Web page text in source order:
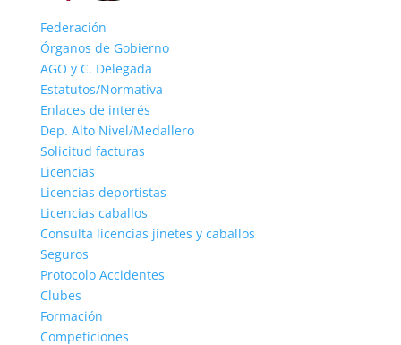
Federación
Órganos de Gobierno
AGO y C. Delegada
Estatutos/Normativa
Enlaces de interés
Dep. Alto Nivel/Medallero
Solicitud facturas
Licencias
Licencias deportistas
Licencias caballos
Consulta licencias jinetes y caballos
Seguros
Protocolo Accidentes
Clubes
Formación
Competiciones